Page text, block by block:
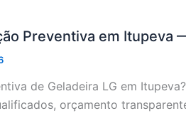
Preventiva em Itupeva
de Geladeira LG em
orçamento